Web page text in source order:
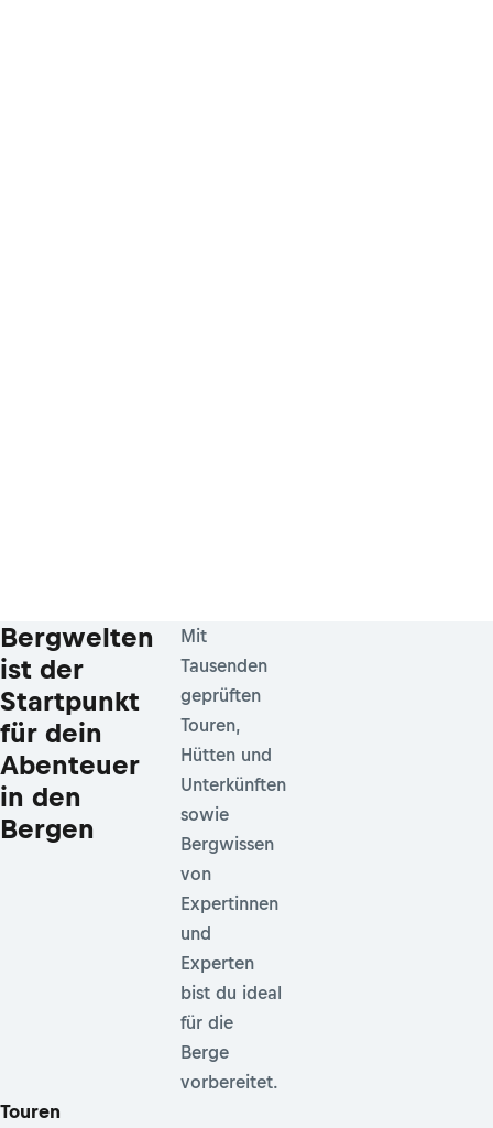
Bergwelten
ist der
Startpunkt
für dein
Abenteuer
in den
Bergen
Mit
Tausenden
geprüften
Touren,
Hütten und
Unterkünften
sowie
Bergwissen
von
Expertinnen
und
Experten
bist du ideal
für die
Berge
vorbereitet.
Touren